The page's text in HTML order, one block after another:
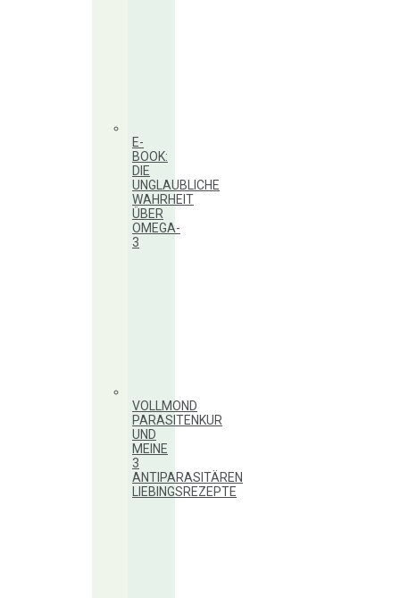
E-
BOOK:
DIE
UNGLAUBLICHE
WAHRHEIT
ÜBER
OMEGA-
3
VOLLMOND
PARASITENKUR
UND
MEINE
3
ANTIPARASITÄREN
LIEBINGSREZEPTE